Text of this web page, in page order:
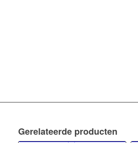
Gerelateerde producten